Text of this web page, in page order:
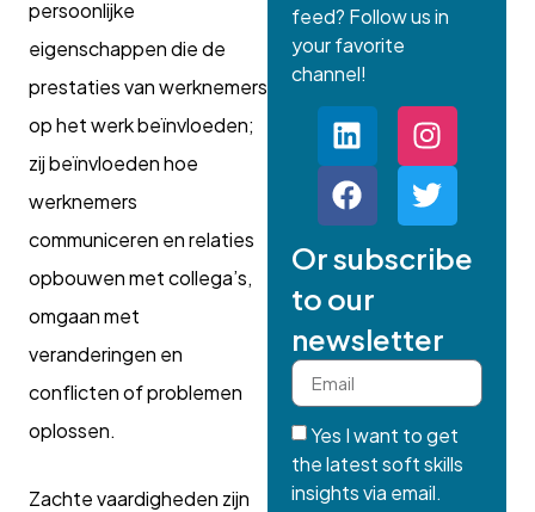
persoonlijke
eigenschappen die de
prestaties van werknemers
op het werk beïnvloeden;
zij beïnvloeden hoe
werknemers
communiceren en relaties
opbouwen met collega’s,
omgaan met
veranderingen en
conflicten of problemen
oplossen.
Zachte vaardigheden zijn
feed? Follow us in
your favorite
channel!
Or subscribe
to our
newsletter
Yes I want to get
the latest soft skills
insights via email.